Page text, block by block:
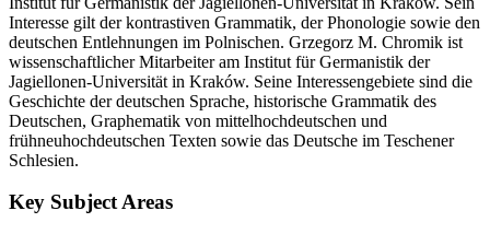
Interesse gilt der kontrastiven Grammatik, der Phonologie sowie den
deutschen Entlehnungen im Polnischen. Grzegorz M. Chromik ist
wissenschaftlicher Mitarbeiter am Institut für Germanistik der
Jagiellonen-Universität in Kraków. Seine Interessengebiete sind die
Geschichte der deutschen Sprache, historische Grammatik des
Deutschen, Graphematik von mittelhochdeutschen und
frühneuhochdeutschen Texten sowie das Deutsche im Teschener
Schlesien.
Key Subject Areas